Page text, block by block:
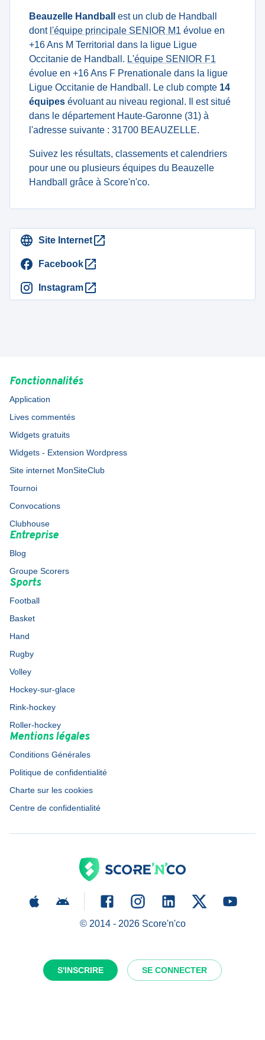
S'INSCRIRE SE CONNECTER
Beauzelle Handball
est un club de Handball
dont l'équipe principale SENIOR M1 évolue en
+16 Ans M Territorial dans la ligue Ligue
Occitanie de Handball. L'équipe SENIOR F1
évolue en +16 Ans F Prenationale dans la ligue
Ligue Occitanie de Handball. Le club compte 14
équipes évoluant au niveau regional. Il est situé
dans le département Haute-Garonne (31) à
l'adresse suivante : 31700 BEAUZELLE.
Suivez les résultats, classements et calendriers
pour une ou plusieurs équipes du Beauzelle
Handball grâce à Score'n'co.
Site Internet
Facebook
Instagram
Fonctionnalités
Application
Lives commentés
Widgets gratuits
Widgets - Extension Wordpress
Site internet MonSiteClub
Tournoi
Convocations
Clubhouse
Entreprise
Blog
Groupe Scorers
Sports
Football
Basket
Hand
Rugby
Volley
Hockey-sur-glace
Rink-hockey
Roller-hockey
Mentions légales
Conditions Générales
Politique de confidentialité
Charte sur les cookies
Centre de confidentialité
© 2014 - 2026Score'n'co